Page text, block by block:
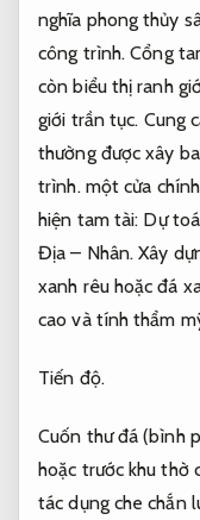
nghĩa phong thủy
công trình. Cổng
còn biểu thị ranh
giới trần tục. Cung
thường được xây
trình.một cửa
hiện tam tài: Dự
Địa – Nhân.Xây
xanh rêu hoặc đá
cao và tính thẩm
Tiến độ.
Cuốn thư đá (bình
hoặc trước khu thờ
tác dụng che chắn